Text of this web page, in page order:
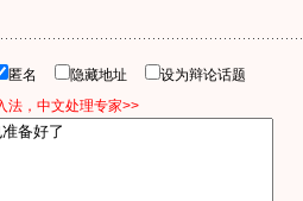
匿名 隐藏地址
设为辩论话题
法，中文处理专家>>